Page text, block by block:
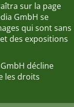
sur la page
GmbH se
qui sont sans
des expositions
décline
les droits